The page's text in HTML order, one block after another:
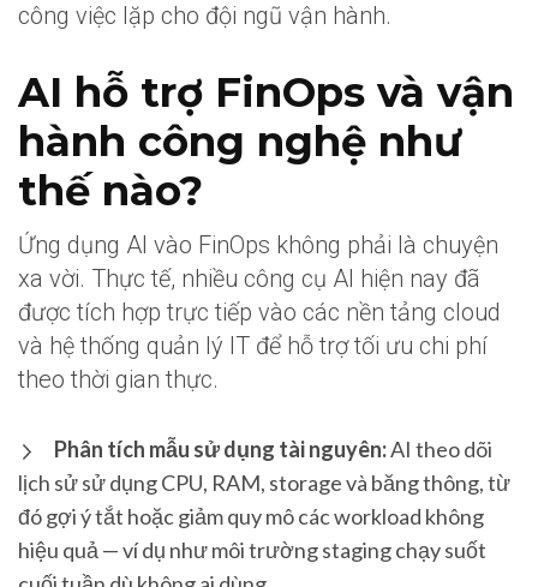
công việc lặp cho đội ngũ vận hành.
AI hỗ trợ FinOps và vận
hành công nghệ như
thế nào?
Ứng dụng AI vào FinOps không phải là chuyện
xa vời. Thực tế, nhiều công cụ AI hiện nay đã
được tích hợp trực tiếp vào các nền tảng cloud
và hệ thống quản lý IT để hỗ trợ tối ưu chi phí
theo thời gian thực.
Phân tích mẫu sử dụng tài nguyên:AI theo dõi
lịch sử sử dụng CPU, RAM, storage và băng thông, từ
đó gợi ý tắt hoặc giảm quy mô các workload không
hiệu quả — ví dụ như môi trường staging chạy suốt